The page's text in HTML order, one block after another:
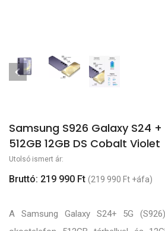
Samsung S926 Galaxy S24 +
512GB 12GB DS Cobalt Violet
Utolsó ismert ár:
Bruttó: 219 990 Ft (219 990 Ft +áfa)
A Samsung Galaxy S24+ 5G